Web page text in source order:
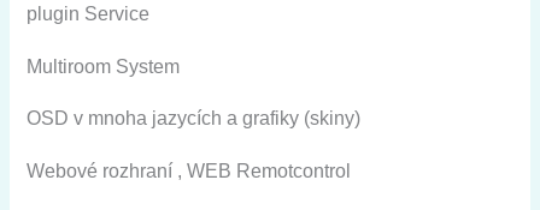
plugin Service
Multiroom System
OSD v mnoha jazycích a grafiky (skiny)
Webové rozhraní , WEB Remotcontrol